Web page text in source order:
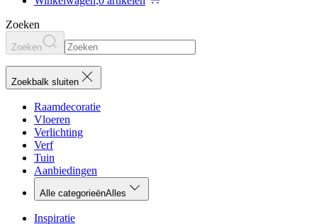
Zoeken
Zoeken
Zoekbalk sluiten
Raamdecoratie
Vloeren
Verlichting
Verf
Tuin
Aanbiedingen
Alle categorieënAlles
Inspiratie